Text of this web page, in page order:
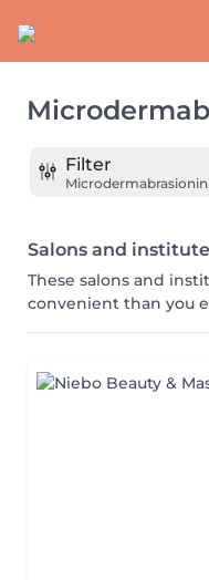
Filter
Microdermabrasionin
Salons and
These salons and
convenient than you